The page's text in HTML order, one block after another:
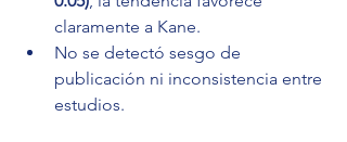
claramente a Kane.
No se detectó sesgo de
publicación ni inconsistencia entre
estudios.